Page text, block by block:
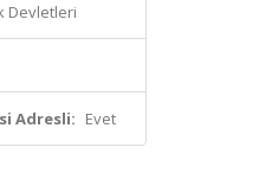
Devletleri
Adresli: Evet